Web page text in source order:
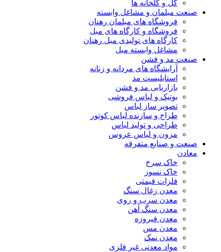
گل و گلخانه ها
صنعت مبلمان و مشاغل وابسته
فروشگاه های مبلمان رهنان
فروشگاه و کارگاه های مبل
کارگاه های تولیدی مبل رهنان
مشاغل وابسته مبل
صنعت مد و فشن
آرایشگاه های مردانه و زنانه
استایلیست مد
بازاریابی مد و فشن
بوتیک و لباس فروشی
تصویر ساز لباس
طراح و سازنده لباس کوتور
طراحی و تولید لباس
مزون و لباس عروس
صنعت و صنایع متفرقه
معادن
خاک سرخ
خاک نسوز
فلزات قیمتی
معدن زغال سنگ
معدن سرب و روی
معدن سنگ آهن
معدن فیروزه
معدن مس
معدن نمک
مواد معدنی غیر فلزی